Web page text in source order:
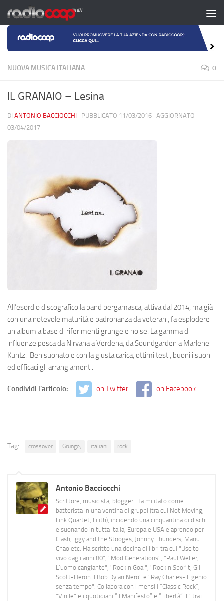
Salta al contenuto
NUOVA MUSICA ITALIANA 0
IL GRANAIO – Lesina
DI ANTONIO BACCIOCCHI · PUBBLICATO 11/03/2016 · AGGIORNATO
03/04/2017
All’esordio discografico la band bergamasca, attiva dal 2014, ma già
con una notevole maturità e padronanza da veterani, fa esplodere
un album a base di riferimenti grunge e noise. La gamma di
influenze pesca da Nirvana a Verdena, da Soundgarden a Marlene
Kuntz. Ben suonato e con la giusta carica, ottimi testi, buoni i suoni
ed efficaci gli arrangiamenti.
Condividi l'articolo: on Twitter on Facebook
Tag: crossover Grunge; italiani rock
Antonio Bacciocchi
Scrittore, musicista, blogger. Ha militato come
batterista in una ventina di gruppi (tra cui Not Moving,
Link Quartet, Lilith), incidendo una cinquantina di dischi
e suonando in tutta Italia, Europa e USA e aprendo per
Clash, Iggy and the Stooges, Johnny Thunders, Manu
Chao etc. Ha scritto una decina di libri tra cui "Uscito
vivo dagli anni 80", "Mod Generations", "Paul Weller,
L’uomo cangiante", "Rock n Goal", "Rock n Spor"t, Gil
Scott-Heron Il Bob Dylan Nero" e "Ray Charles- Il genio
senza tempo". Collabora con i mensili “Classic Rock”,
"Vinile" e i quotidiani “Il Manifesto” e “Libertà”. E' tra i